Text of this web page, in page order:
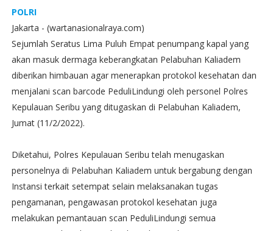
POLRI
Jakarta - (wartanasionalraya.com)
Sejumlah Seratus Lima Puluh Empat penumpang kapal yang
akan masuk dermaga keberangkatan Pelabuhan Kaliadem
diberikan himbauan agar menerapkan protokol kesehatan dan
menjalani scan barcode PeduliLindungi oleh personel Polres
Kepulauan Seribu yang ditugaskan di Pelabuhan Kaliadem,
Jumat (11/2/2022).
Diketahui, Polres Kepulauan Seribu telah menugaskan
personelnya di Pelabuhan Kaliadem untuk bergabung dengan
Instansi terkait setempat selain melaksanakan tugas
pengamanan, pengawasan protokol kesehatan juga
melakukan pemantauan scan PeduliLindungi semua